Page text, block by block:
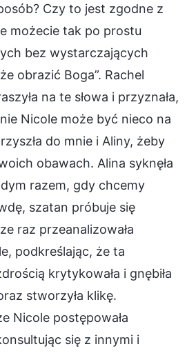
Czy to jest zgodne z
możecie tak po prostu
bez wystarczających
obrazić Boga”. Rachel
na te słowa i przyznała,
Nicole może być nieco na
do mnie i Aliny, żeby
obawach. Alina syknęła
razem, gdy chcemy
szatan próbuje się
raz przeanalizowała
podkreślając, że ta
krytykowała i gnębiła
stworzyła klikę.
Nicole postępowała
się z innymi i